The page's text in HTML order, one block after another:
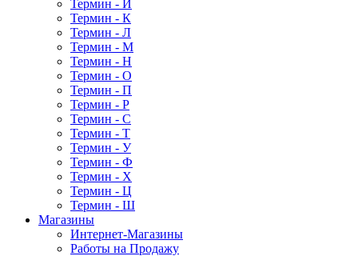
Термин - И
Термин - К
Термин - Л
Термин - М
Термин - Н
Термин - О
Термин - П
Термин - Р
Термин - С
Термин - Т
Термин - У
Термин - Ф
Термин - Х
Термин - Ц
Термин - Ш
Магазины
Интернет-Магазины
Работы на Продажу